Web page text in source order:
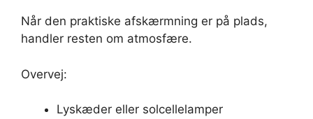
Når den praktiske afskærmning er på plads,
handler resten om atmosfære.
Overvej:
Lyskæder eller solcellelamper